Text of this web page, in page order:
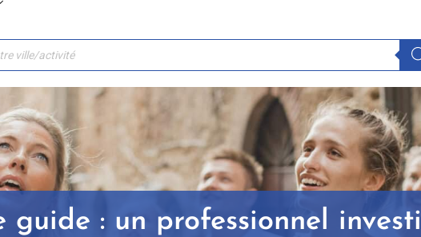
guide : un professionnel investi